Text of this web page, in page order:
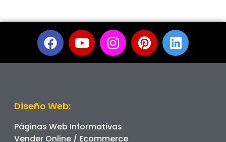
Diseño Web:
Páginas Web Informativas
Vender Online / Ecommerce